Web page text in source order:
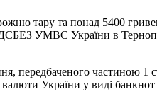
тару та понад 5400
УМВС України в
передбаченого частиною 1
України у виді